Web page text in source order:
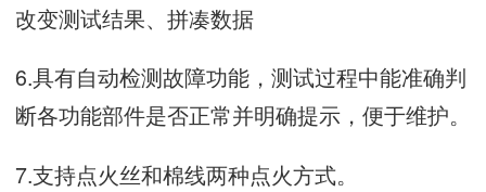
改变测试结果、拼凑数据
6.具有自动检测故障功能，测试过程中能准确判
断各功能部件是否正常并明确提示，便于维护。
7.支持点火丝和棉线两种点火方式。